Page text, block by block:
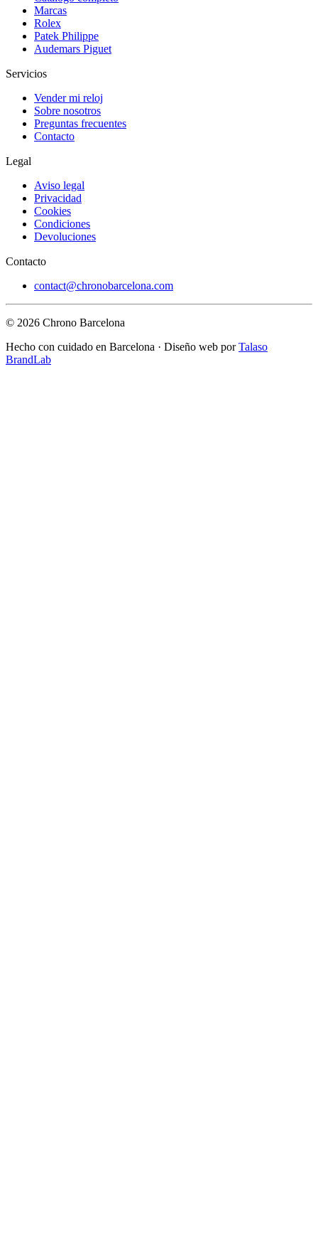
Marcas
Rolex
Patek Philippe
Audemars Piguet
Servicios
Vender mi reloj
Sobre nosotros
Preguntas frecuentes
Contacto
Legal
Aviso legal
Privacidad
Cookies
Condiciones
Devoluciones
Contacto
contact@chronobarcelona.com
© 2026 Chrono Barcelona
Hecho con cuidado en Barcelona · Diseño web porTalaso
BrandLab